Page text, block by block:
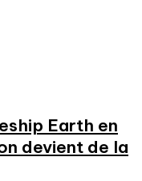
Earth en
devient de la